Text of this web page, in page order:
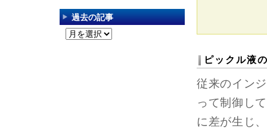
ピックル液
従来のイン
って制御し
に差が生じ
過去の記事